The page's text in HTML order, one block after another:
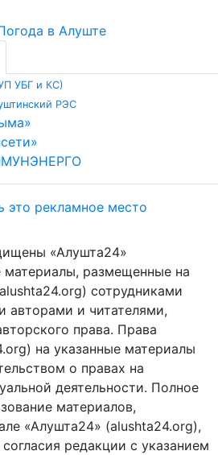
УБГ и КС)
РЭС
это рекламное место
«Алушта24»
размещенные на
сотрудниками
авторами и читателями,
права. Права
на указанные материалы
о правах на
деятельности. Полное
материалов,
«Алушта24» (alushta24.org),
редакции с указанием